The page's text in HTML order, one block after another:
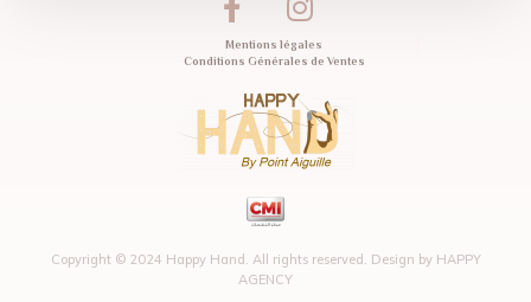
Mentions légales
Conditions Générales de Ventes
Copyright © 2024 Happy Hand. All rights reserved. Design by HAPPY
AGENCY